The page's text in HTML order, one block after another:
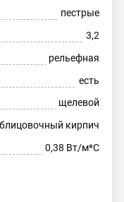
пестрые
3,2
рельефная
есть
щелевой
кирпич
0,38 Вт/м*С